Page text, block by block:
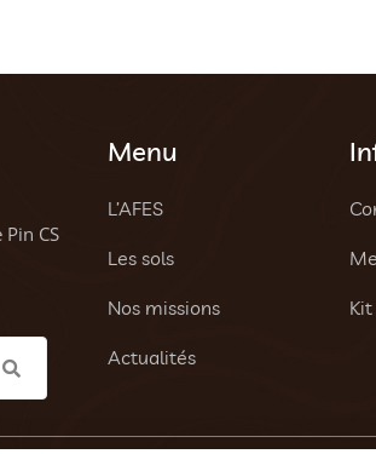
CS
Menu
L’AFES
Les sols
Nos missions
Actualités